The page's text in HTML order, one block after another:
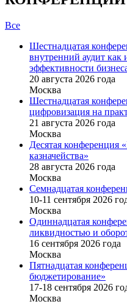
Все
Шестнадцатая
внутренний аудит
эффективности
20 августа 2026 года
Москва
Шестнадцатая
цифровизация на
21 августа 2026 года
Москва
Десятая конференция
казначейства»
28 августа 2026 года
Москва
Семнадцатая
10-11 сентября 2026
Москва
Одиннадцатая
ликвидностью и
16 cентября 2026 года
Москва
Пятнадцатая
бюджетирование»
17-18 сентября 2026
Москва